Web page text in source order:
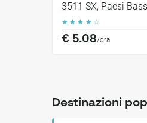
3511 SX, Paesi
☆ ☆ ☆ ☆ ☆
€ 5.08/ora
Destinazioni